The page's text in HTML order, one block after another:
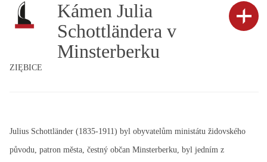
Kámen Julia
Schottländera v
Minsterberku
ZIĘBICE
Julius Schottländer (1835-1911) byl obyvatelům ministátu židovského
původu, patron města, čestný občan Minsterberku, byl jedním z